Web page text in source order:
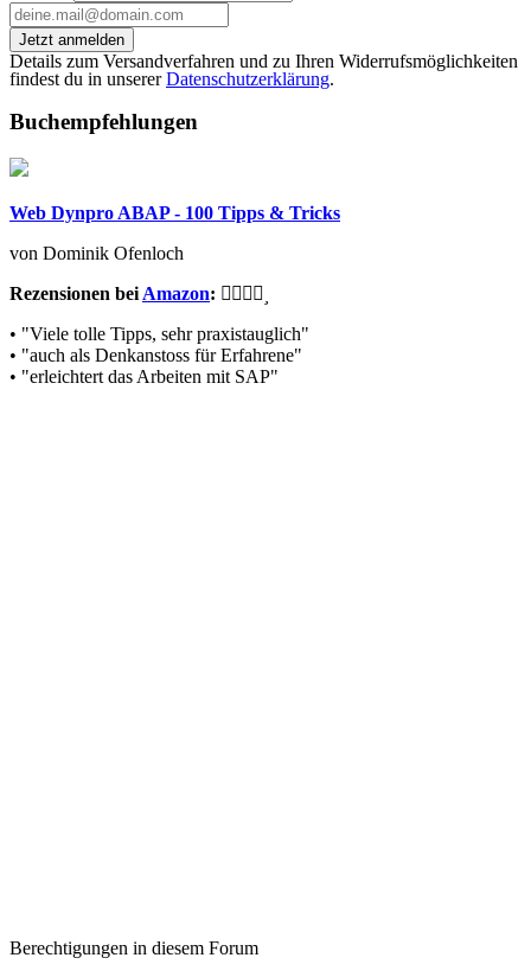
Jetzt anmelden
Details zum Versandverfahren und zu Ihren Widerrufsmöglichkeiten
findest du in unsererDatenschutzerklärung.
Buchempfehlungen
Web Dynpro ABAP - 100 Tipps & Tricks
von Dominik Ofenloch
Rezensionen bei Amazon:
• "Viele tolle Tipps, sehr praxistauglich"
• "auch als Denkanstoss für Erfahrene"
• "erleichtert das Arbeiten mit SAP"
Berechtigungen in diesem Forum